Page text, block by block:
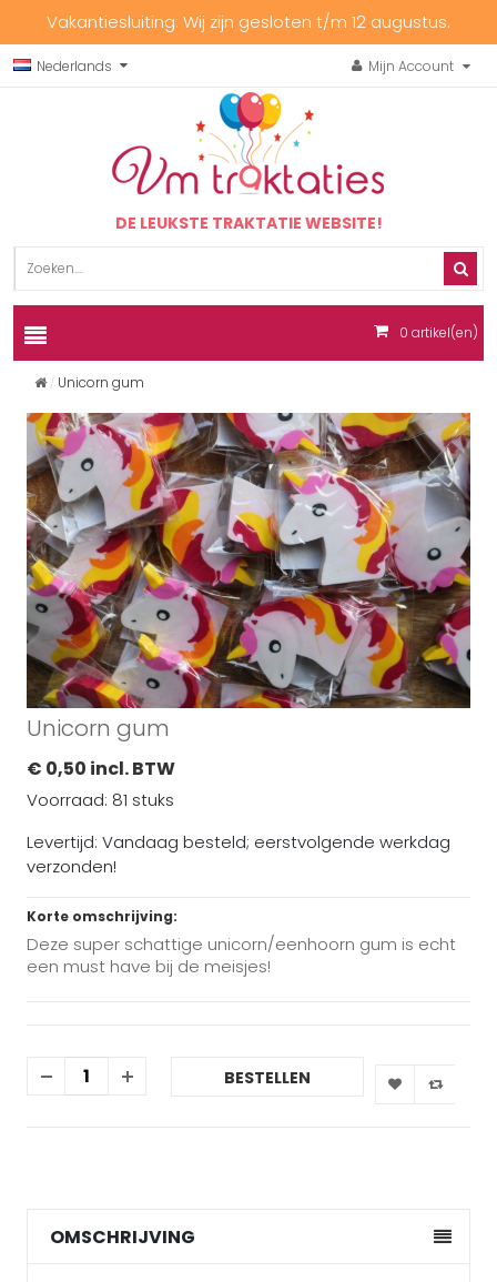
Vakantiesluiting: Wij zijn gesloten t/m 12 augustus.
Nederlands Mijn Account
DE LEUKSTE TRAKTATIE WEBSITE!
0 artikel(en)
Unicorn gum
Unicorn gum
€ 0,50 incl. BTW
Voorraad: 81 stuks
Levertijd: Vandaag besteld; eerstvolgende werkdag
verzonden!
Korte omschrijving:
Deze super schattige unicorn/eenhoorn gum is echt
een must have bij de meisjes!
BESTELLEN
OMSCHRIJVING